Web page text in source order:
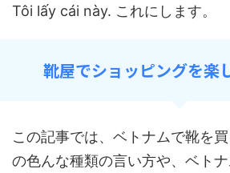
Tôi lấy cái này. これにします。
靴屋でショッピングを楽
この記事では、ベトナムで靴を
の色んな種類の言い方や、ベト